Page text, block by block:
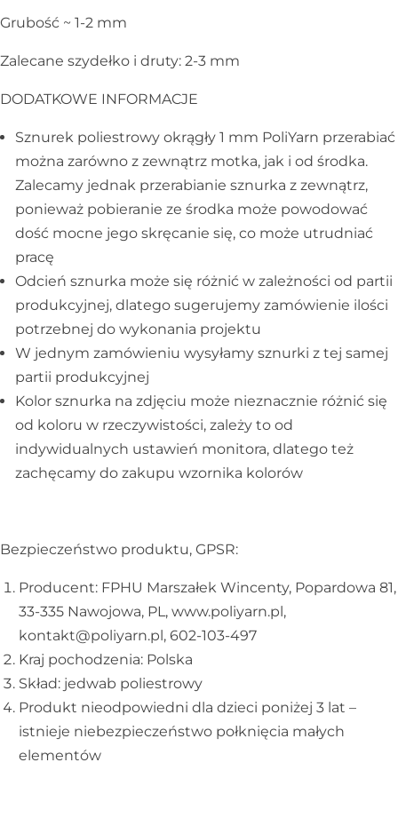
Grubość ~ 1-2 mm
Zalecane szydełko i druty: 2-3 mm
DODATKOWE INFORMACJE
Sznurek poliestrowy okrągły 1 mm PoliYarn przerabiać
można zarówno z zewnątrz motka, jak i od środka.
Zalecamy jednak przerabianie sznurka z zewnątrz,
ponieważ pobieranie ze środka może powodować
dość mocne jego skręcanie się, co może utrudniać
pracę
Odcień sznurka może się różnić w zależności od partii
produkcyjnej, dlatego sugerujemy zamówienie ilości
potrzebnej do wykonania projektu
W jednym zamówieniu wysyłamy sznurki z tej samej
partii produkcyjnej
Kolor sznurka na zdjęciu może nieznacznie różnić się
od koloru w rzeczywistości, zależy to od
indywidualnych ustawień monitora, dlatego też
zachęcamy do zakupu wzornika kolorów
Bezpieczeństwo produktu, GPSR:
Producent: FPHU Marszałek Wincenty, Popardowa 81,
33-335 Nawojowa, PL, www.poliyarn.pl,
kontakt@poliyarn.pl, 602-103-497
Kraj pochodzenia: Polska
Skład: jedwab poliestrowy
Produkt nieodpowiedni dla dzieci poniżej 3 lat –
istnieje niebezpieczeństwo połknięcia małych
elementów